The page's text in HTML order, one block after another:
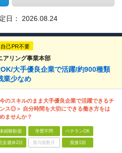
日： 2026.08.24
自己PR不要
アリング事業本部
大手優良企業で活躍/約900種類
業少なめ
のスキルのまま大手優良企業で活躍できるチ
ス◎＞ 自分時間を大切にできる働き方をは
ませんか？
未経験歓迎 学歴不問 ベテランOK
全週休2日 賞与複数月 面接1回